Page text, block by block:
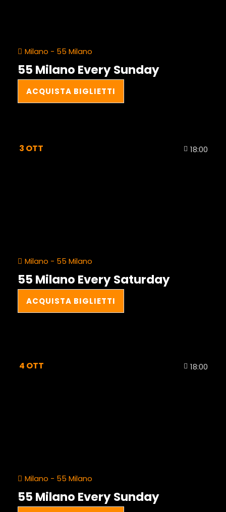
Milano - 55 Milano
55 Milano Every Sunday
ACQUISTA BIGLIETTI
3 OTT 18:00
Milano - 55 Milano
55 Milano Every Saturday
ACQUISTA BIGLIETTI
4 OTT 18:00
Milano - 55 Milano
55 Milano Every Sunday